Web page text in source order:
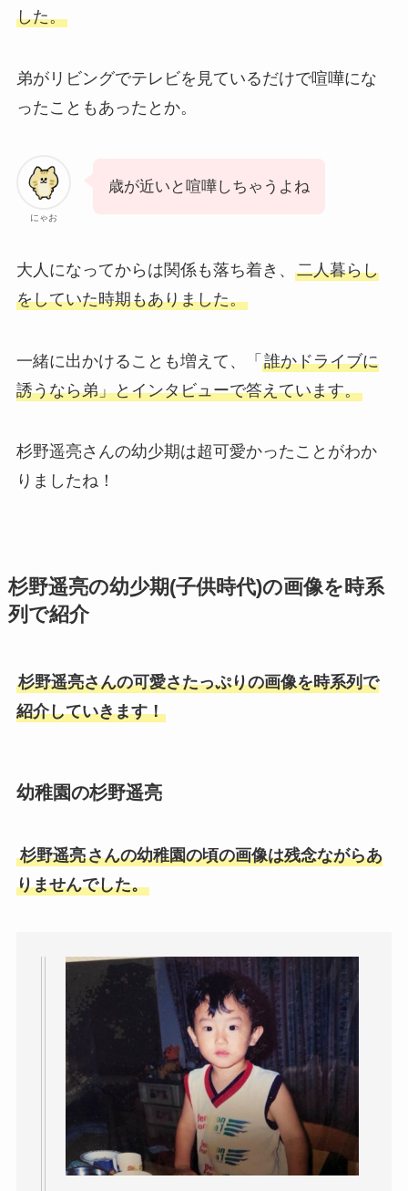
した。
弟がリビングでテレビを見ているだけで喧嘩にな
ったこともあったとか。
にゃお
歳が近いと喧嘩しちゃうよね
大人になってからは関係も落ち着き、 二人暮らし
をしていた時期もありました。
一緒に出かけることも増えて、「 誰かドライブに
誘うなら弟」とインタビューで答えています。
杉野遥亮さんの幼少期は超可愛かったことがわか
りましたね！
杉野遥亮の幼少期(子供時代)の画像を時系
列で紹介
杉野遥亮さんの可愛さたっぷりの画像を時系列で
紹介していきます！
幼稚園の杉野遥亮
杉野遥亮さんの幼稚園の頃の画像は残念ながらあ
りませんでした。